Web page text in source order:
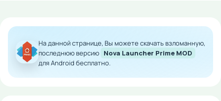
приложения в папки на главном экране и в доке.
Встроенное меню сортировки позволяет гибко
переупорядочить элементы по своему предпочтению. Хотя
функционал настроек уступает конкурентам типа Next
На данной странице, Вы можете скачать взломанную,
последнюю версию Nova Launcher Prime MOD
для Android бесплатно.